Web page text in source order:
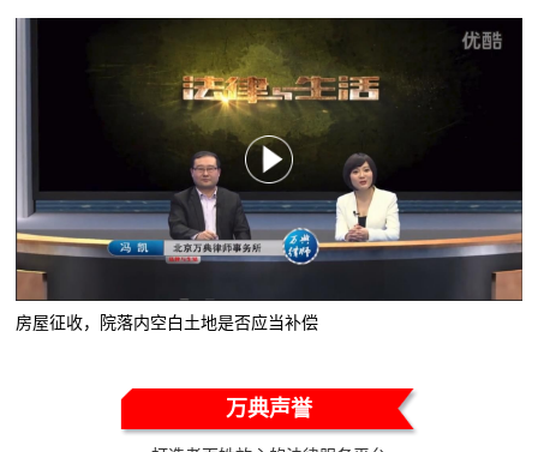
房屋征收，院落内空白土地是否应当补偿
万典声誉